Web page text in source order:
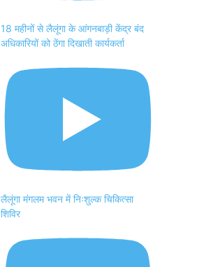
18 महीनों से लैलूंगा के आंगनबाड़ी केंद्र बंद
अधिकारियों को ठेंगा दिखाती कार्यकर्ता
लैलूंगा मंगलम भवन में निःशुल्क चिकित्सा
शिविर